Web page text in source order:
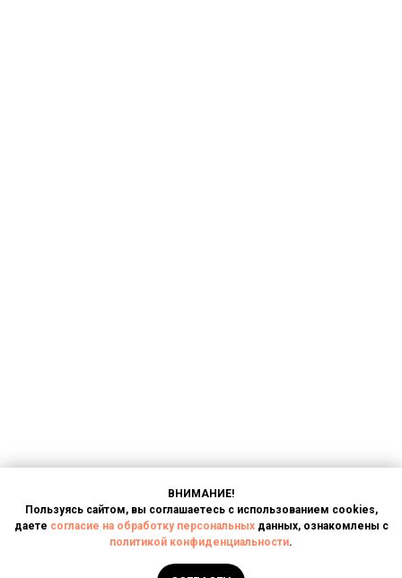
ВНИМАНИЕ!
Пользуясь сайтом, вы соглашаетесь с использованием cookies,
даете согласие на обработку персональныхданных, ознакомлены с
политикой конфиденциальности.